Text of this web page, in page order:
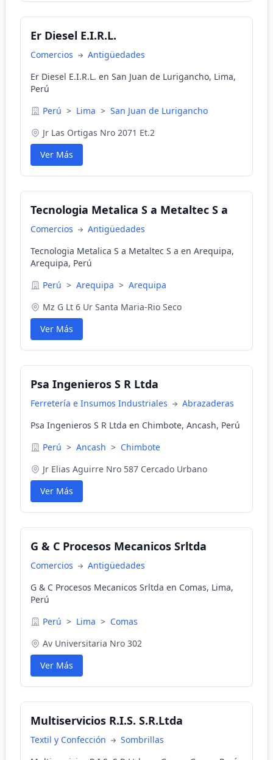
Er Diesel E.I.R.L.
Comercios
Antigüedades
Er Diesel E.I.R.L. en San Juan de Lurigancho, Lima,
Perú
Perú > Lima > San Juan de Lurigancho
Jr Las Ortigas Nro 2071 Et.2
Ver Más
Tecnologia Metalica S a Metaltec S a
Comercios
Antigüedades
Tecnologia Metalica S a Metaltec S a en Arequipa,
Arequipa, Perú
Perú > Arequipa > Arequipa
Mz G Lt 6 Ur Santa Maria-Rio Seco
Ver Más
Psa Ingenieros S R Ltda
Ferretería e Insumos Industriales
Abrazaderas
Psa Ingenieros S R Ltda en Chimbote, Ancash, Perú
Perú > Ancash > Chimbote
Jr Elias Aguirre Nro 587 Cercado Urbano
Ver Más
G & C Procesos Mecanicos Srltda
Comercios
Antigüedades
G & C Procesos Mecanicos Srltda en Comas, Lima,
Perú
Perú > Lima > Comas
Av Universitaria Nro 302
Ver Más
Multiservicios R.I.S. S.R.Ltda
Textil y Confección
Sombrillas